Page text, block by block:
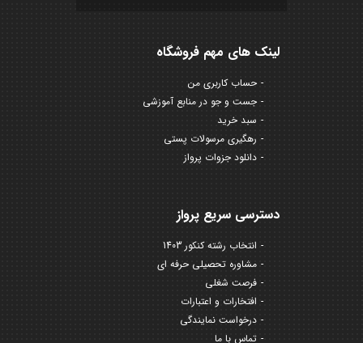
لینک های مهم فروشگاه
حساب کاربری من
جست و جو در منابع آموزشی
سبد خرید
رهگیری مرسولات پستی
دانلود جزوات پرواز
دسترسی سریع پرواز
انتخاب رشته کنکور 1403
مشاوره تحصیلی حرفه ای
فرصت شغلی
افتخارات و اعتبارات
درخواست نمایندگی
تماس با ما